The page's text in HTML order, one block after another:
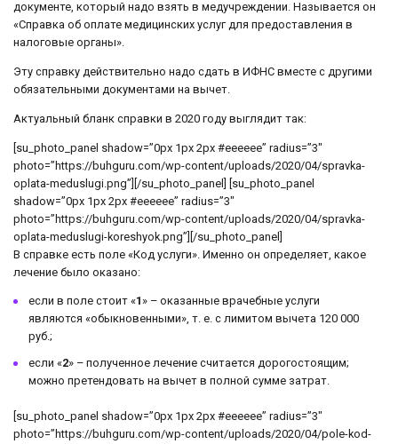
документе, который надо взять в медучреждении. Называется он
«Справка об оплате медицинских услуг для предоставления в
налоговые органы».
Эту справку действительно надо сдать в ИФНС вместе с другими
обязательными документами на вычет.
Актуальный бланк справки в 2020 году выглядит так:
[su_photo_panel shadow=”0px 1px 2px #eeeeee” radius=”3″
photo=”https://buhguru.com/wp-content/uploads/2020/04/spravka-
oplata-meduslugi.png”][/su_photo_panel] [su_photo_panel
shadow=”0px 1px 2px #eeeeee” radius=”3″
photo=”https://buhguru.com/wp-content/uploads/2020/04/spravka-
oplata-meduslugi-koreshyok.png”][/su_photo_panel]
В справке есть поле «Код услуги». Именно он определяет, какое
лечение было оказано:
если в поле стоит «1» – оказанные врачебные услуги
являются «обыкновенными», т. е. с лимитом вычета 120 000
руб.;
если «2» – полученное лечение считается дорогостоящим;
можно претендовать на вычет в полной сумме затрат.
[su_photo_panel shadow=”0px 1px 2px #eeeeee” radius=”3″
photo=”https://buhguru.com/wp-content/uploads/2020/04/pole-kod-